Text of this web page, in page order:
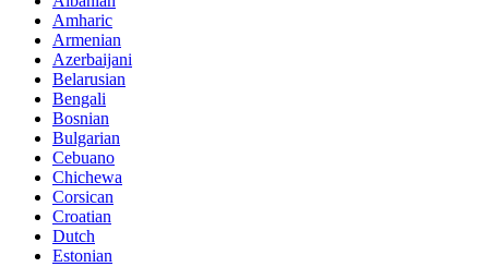
Amharic
Armenian
Azerbaijani
Belarusian
Bengali
Bosnian
Bulgarian
Cebuano
Chichewa
Corsican
Croatian
Dutch
Estonian